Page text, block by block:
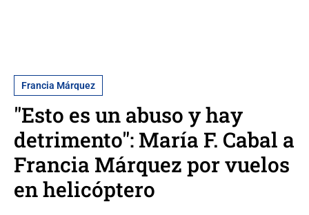
Francia Márquez
"Esto es un abuso y hay
detrimento": María F. Cabal a
Francia Márquez por vuelos
en helicóptero